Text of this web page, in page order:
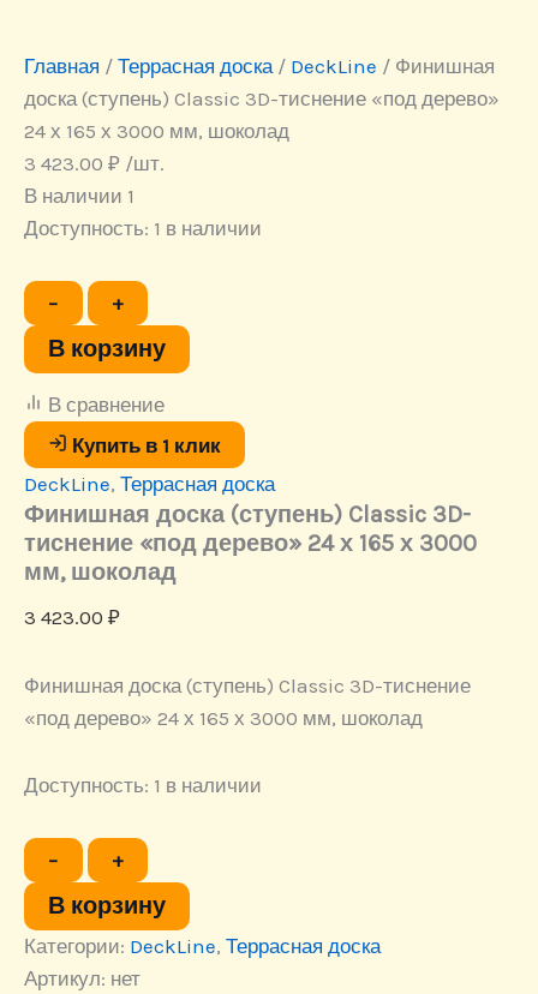
Главная / Террасная доска/ DeckLine / Финишная
доска (ступень) Classic 3D-тиснение «под дерево»
24 х 165 х 3000 мм, шоколад
3 423.00 ₽ /шт.
В наличии 1
Доступность: 1 в наличии
−
Количество
товара
Финишная
доска
Classic
тиснение
"под
дерево"
х
165
3000
+
В корзину
В сравнение
Купить в 1 клик
DeckLine, Террасная доска
Финишная доска (ступень) Classic 3D-
тиснение «под дерево» 24 х 165 х 3000
мм, шоколад
3 423.00 ₽
Финишная доска (ступень) Classic 3D-тиснение
«под дерево» 24 х 165 х 3000 мм, шоколад
Доступность: 1 в наличии
−
Количество
товара
Финишная
доска
(ступень)
+
В корзину
Категории: DeckLine, Террасная доска
Артикул: нет